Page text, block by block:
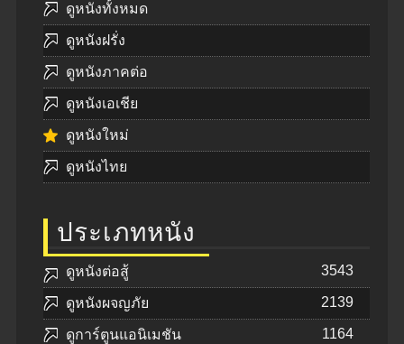
ดูหนังทั้งหมด
ดูหนังฝรั่ง
ดูหนังภาคต่อ
ดูหนังเอเชีย
ดูหนังใหม่
ดูหนังไทย
ประเภทหนัง
ดูหนังต่อสู้ 3543
ดูหนังผจญภัย 2139
ดูการ์ตูนแอนิเมชัน 1164